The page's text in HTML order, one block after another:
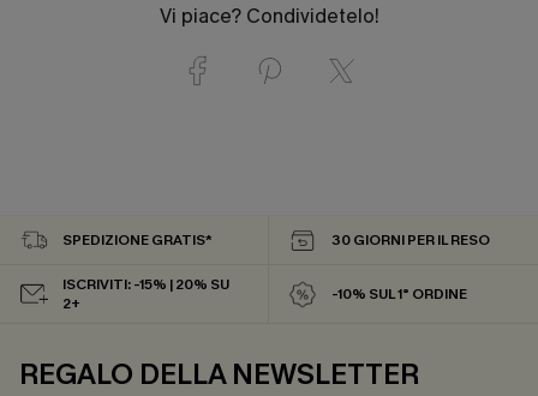
Vi piace? Condividetelo!
SPEDIZIONE GRATIS* 30 GIORNI PER IL RESO
ISCRIVITI: -15% | 20% SU
2+
-10% SUL 1° ORDINE
REGALO DELLA NEWSLETTER